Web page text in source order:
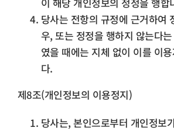
당사는 전항의 규정에 근거하여
우, 또는 정정을 행하지 않는다
였을 때에는 지체 없이 이를 이
다.
제8조(개인정보의 이용정지)
당사는, 본인으로부터 개인정보